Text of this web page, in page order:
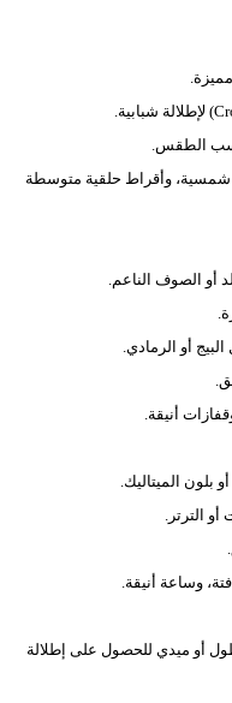
حسب الطقس.
وأقراط حلقية متوسطة
أو الصوف الناعم.
أو الرمادي.
أنيقة.
بلون الميتاليك.
الترتر.
وساعة أنيقة.
أو ميدي للحصول على إطلالة